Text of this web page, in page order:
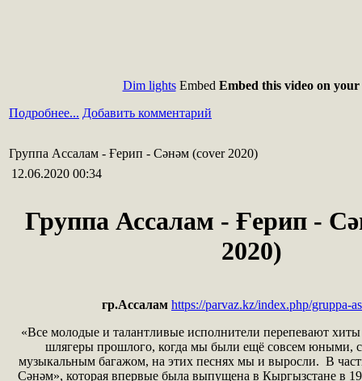
Dim lightsEmbed Embed this video on your
Подробнее... Добавить комментарий
Группа Ассалам - Ғерип - Сәнәм (cover 2020)
12.06.2020 00:34
Группа Ассалам - Ғерип -
2020)
гр.Ассалам https://parvaz.kz/index.php/gruppa-
«Все молодые и талантливые исполнители перепевают
шлягеры прошлого, когда мы были ещё совсем юными,
музыкальным багажом, на этих песнях мы и выросли. В
Сәнәм», которая впервые была выпущена в Кыргызстане в